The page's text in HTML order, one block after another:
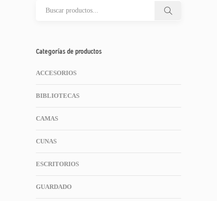
Categorías de productos
ACCESORIOS
BIBLIOTECAS
CAMAS
CUNAS
ESCRITORIOS
GUARDADO